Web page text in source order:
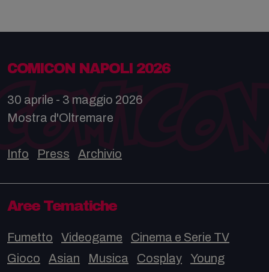
COMICON NAPOLI 2026
30 aprile - 3 maggio 2026
Mostra d'Oltremare
Info Press Archivio
Aree Tematiche
Fumetto Videogame
Cinema e Serie TV
Gioco
Asian Musica Cosplay
Young